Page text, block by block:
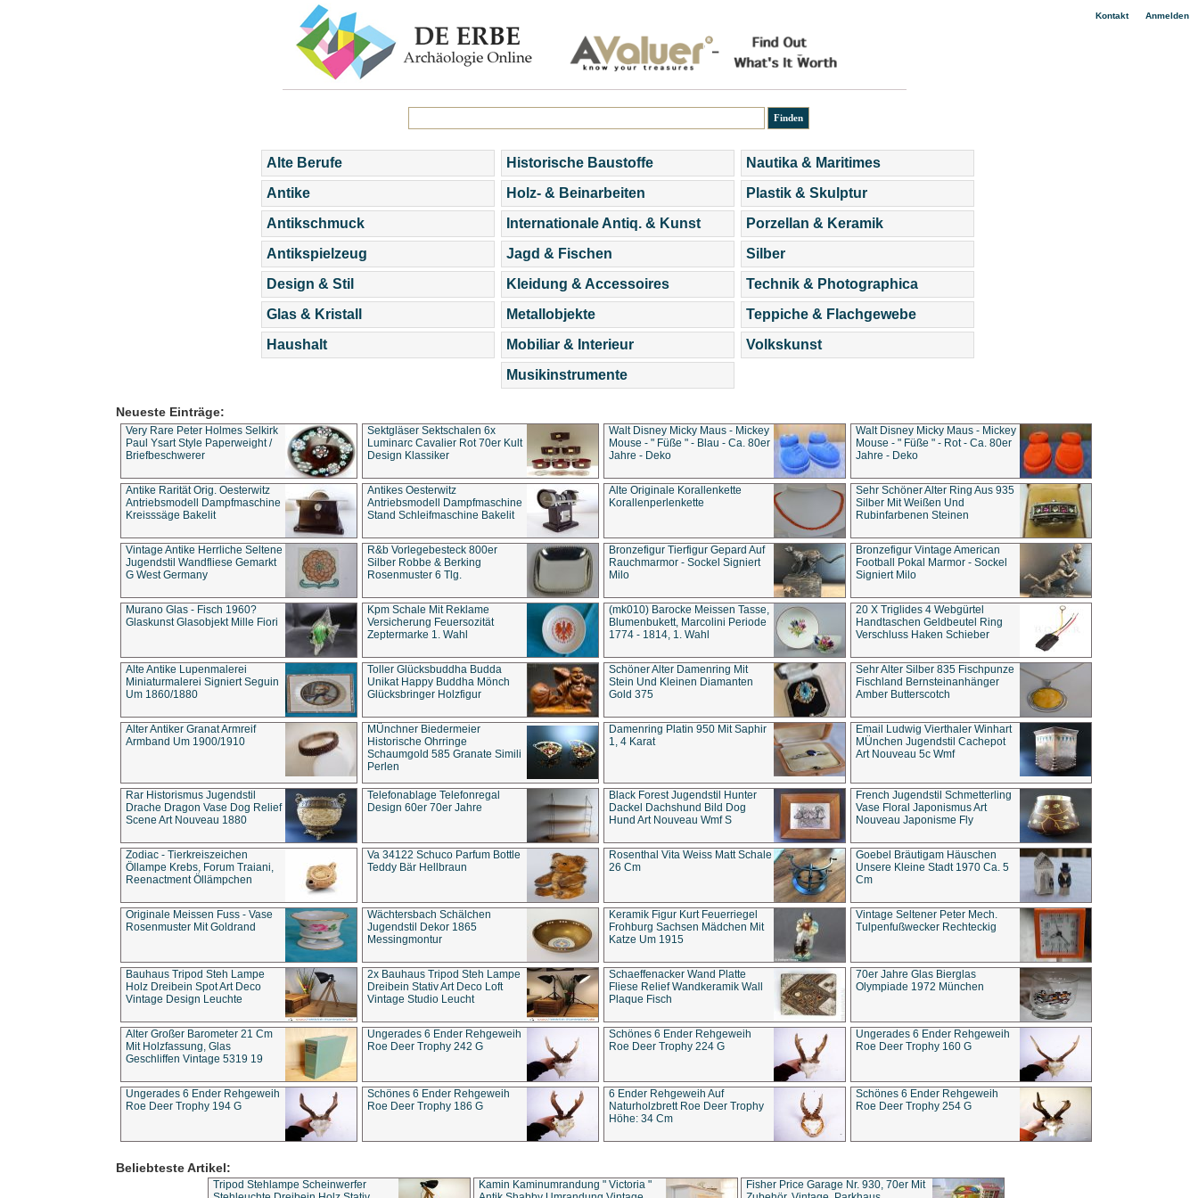
Kontakt| Anmelden
Alte Berufe
Antike
Antikschmuck
Antikspielzeug
Design & Stil
Glas & Kristall
Haushalt
Historische Baustoffe
Holz- & Beinarbeiten
Internationale Antiq. & Kunst
Jagd & Fischen
Kleidung & Accessoires
Metallobjekte
Mobiliar & Interieur
Musikinstrumente
Nautika & Maritimes
Plastik & Skulptur
Porzellan & Keramik
Silber
Technik & Photographica
Teppiche & Flachgewebe
Volkskunst
Neueste Einträge:
Very Rare Peter Holmes Selkirk
Paul Ysart Style Paperweight /
Briefbeschwerer
Sektgläser Sektschalen 6x
Luminarc Cavalier Rot 70er Kult
Design Klassiker
Walt Disney Micky Maus - Mickey
Mouse - " Füße " - Blau - Ca. 80er
Jahre - Deko
Walt Disney Micky Maus - Mickey
Mouse - " Füße " - Rot - Ca. 80er
Jahre - Deko
Antike Rarität Orig. Oesterwitz
Antriebsmodell Dampfmaschine
Kreisssäge Bakelit
Antikes Oesterwitz
Antriebsmodell Dampfmaschine
Stand Schleifmaschine Bakelit
Alte Originale Korallenkette
Korallenperlenkette
Sehr Schöner Alter Ring Aus 935
Silber Mit Weißen Und
Rubinfarbenen Steinen
Vintage Antike Herrliche Seltene
Jugendstil Wandfliese Gemarkt
G West Germany
R&b Vorlegebesteck 800er
Silber Robbe & Berking
Rosenmuster 6 Tlg.
Bronzefigur Tierfigur Gepard Auf
Rauchmarmor - Sockel Signiert
Milo
Bronzefigur Vintage American
Football Pokal Marmor - Sockel
Signiert Milo
Murano Glas - Fisch 1960?
Glaskunst Glasobjekt Mille Fiori
Kpm Schale Mit Reklame
Versicherung Feuersozität
Zeptermarke 1. Wahl
(mk010) Barocke Meissen Tasse,
Blumenbukett, Marcolini Periode
1774 - 1814, 1. Wahl
20 X Triglides 4 Webgürtel
Handtaschen Geldbeutel Ring
Verschluss Haken Schieber
Alte Antike Lupenmalerei
Miniaturmalerei Signiert Seguin
Um 1860/1880
Toller Glücksbuddha Budda
Unikat Happy Buddha Mönch
Glücksbringer Holzfigur
Schöner Alter Damenring Mit
Stein Und Kleinen Diamanten
Gold 375
Sehr Alter Silber 835 Fischpunze
Fischland Bernsteinanhänger
Amber Butterscotch
Alter Antiker Granat Armreif
Armband Um 1900/1910
MÜnchner Biedermeier
Historische Ohrringe
Schaumgold 585 Granate Simili
Perlen
Damenring Platin 950 Mit Saphir
1, 4 Karat
Email Ludwig Vierthaler Winhart
MÜnchen Jugendstil Cachepot
Art Nouveau 5c Wmf
Rar Historismus Jugendstil
Drache Dragon Vase Dog Relief
Scene Art Nouveau 1880
Telefonablage Telefonregal
Design 60er 70er Jahre
Black Forest Jugendstil Hunter
Dackel Dachshund Bild Dog
Hund Art Nouveau Wmf S
French Jugendstil Schmetterling
Vase Floral Japonismus Art
Nouveau Japonisme Fly
Zodiac - Tierkreiszeichen
Öllampe Krebs, Forum Traiani,
Reenactment Öllämpchen
Va 34122 Schuco Parfum Bottle
Teddy Bär Hellbraun
Rosenthal Vita Weiss Matt Schale
26 Cm
Goebel Bräutigam Häuschen
Unsere Kleine Stadt 1970 Ca. 5
Cm
Originale Meissen Fuss - Vase
Rosenmuster Mit Goldrand
Wächtersbach Schälchen
Jugendstil Dekor 1865
Messingmontur
Keramik Figur Kurt Feuerriegel
Frohburg Sachsen Mädchen Mit
Katze Um 1915
Vintage Seltener Peter Mech.
Tulpenfußwecker Rechteckig
Bauhaus Tripod Steh Lampe
Holz Dreibein Spot Art Deco
Vintage Design Leuchte
2x Bauhaus Tripod Steh Lampe
Dreibein Stativ Art Deco Loft
Vintage Studio Leucht
Schaeffenacker Wand Platte
Fliese Relief Wandkeramik Wall
Plaque Fisch
70er Jahre Glas Bierglas
Olympiade 1972 München
Alter Großer Barometer 21 Cm
Mit Holzfassung, Glas
Geschliffen Vintage 5319 19
Ungerades 6 Ender Rehgeweih
Roe Deer Trophy 242 G
Schönes 6 Ender Rehgeweih
Roe Deer Trophy 224 G
Ungerades 6 Ender Rehgeweih
Roe Deer Trophy 160 G
Ungerades 6 Ender Rehgeweih
Roe Deer Trophy 194 G
Schönes 6 Ender Rehgeweih
Roe Deer Trophy 186 G
6 Ender Rehgeweih Auf
Naturholzbrett Roe Deer Trophy
Höhe: 34 Cm
Schönes 6 Ender Rehgeweih
Roe Deer Trophy 254 G
Beliebteste Artikel:
Tripod Stehlampe Scheinwerfer
Kamin Kaminumrandung " Victoria "
Fisher Price Garage Nr. 930, 70er Mit